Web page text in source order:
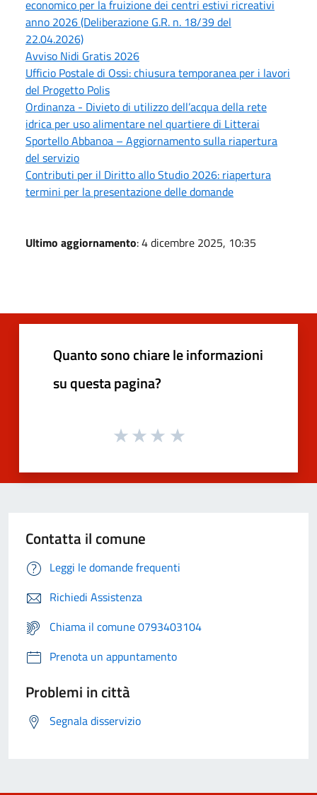
economico per la fruizione dei centri estivi ricreativi
anno 2026 (Deliberazione G.R. n. 18/39 del
22.04.2026)
Avviso Nidi Gratis 2026
Ufficio Postale di Ossi: chiusura temporanea per i lavori
del Progetto Polis
Ordinanza - Divieto di utilizzo dell’acqua della rete
idrica per uso alimentare nel quartiere di Litterai
Sportello Abbanoa – Aggiornamento sulla riapertura
del servizio
Contributi per il Diritto allo Studio 2026: riapertura
termini per la presentazione delle domande
Ultimo aggiornamento: 4 dicembre 2025, 10:35
Quanto sono chiare le informazioni
su questa pagina?
Contatta il comune
Leggi le domande frequenti
Richiedi Assistenza
Chiama il comune 0793403104
Prenota un appuntamento
Problemi in città
Segnala disservizio